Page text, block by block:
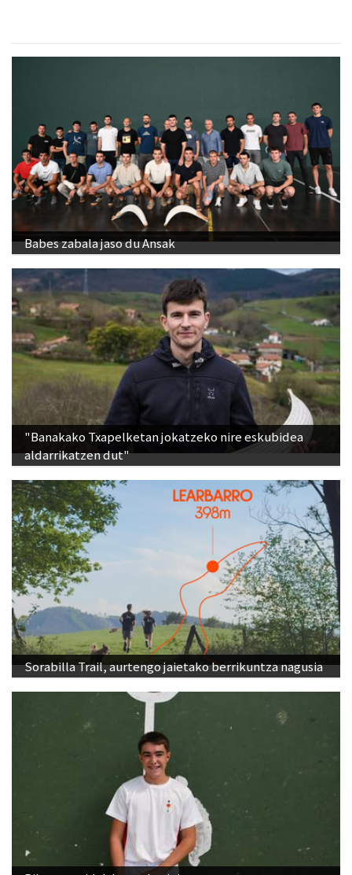
Babes zabala jaso du Ansak
"Banakako Txapelketan jokatzeko nire eskubidea
aldarrikatzen dut"
Sorabilla Trail, aurtengo jaietako berrikuntza nagusia